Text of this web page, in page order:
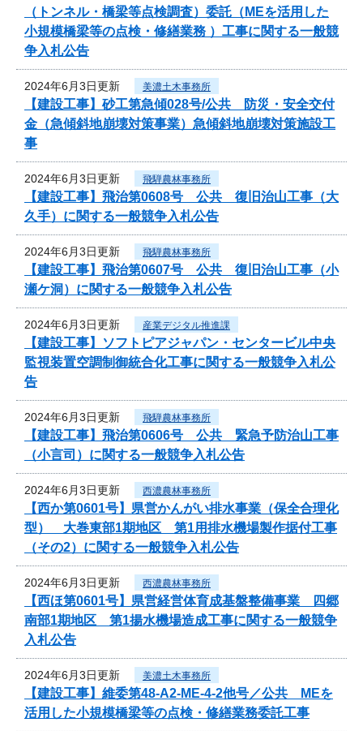
（トンネル・橋梁等点検調査）委託（MEを活用した
小規模橋梁等の点検・修繕業務 ）工事に関する一般競
争入札公告
2024年6月3日更新 美濃土木事務所
【建設工事】砂工第急傾028号/公共 防災・安全交付
金（急傾斜地崩壊対策事業）急傾斜地崩壊対策施設工
事
2024年6月3日更新 飛騨農林事務所
【建設工事】飛治第0608号 公共 復旧治山工事（大
久手）に関する一般競争入札公告
2024年6月3日更新 飛騨農林事務所
【建設工事】飛治第0607号 公共 復旧治山工事（小
瀬ケ洞）に関する一般競争入札公告
2024年6月3日更新 産業デジタル推進課
【建設工事】ソフトピアジャパン・センタービル中央
監視装置空調制御統合化工事に関する一般競争入札公
告
2024年6月3日更新 飛騨農林事務所
【建設工事】飛治第0606号 公共 緊急予防治山工事
（小言司）に関する一般競争入札公告
2024年6月3日更新 西濃農林事務所
【西か第0601号】県営かんがい排水事業（保全合理化
型） 大巻東部1期地区 第1用排水機場製作据付工事
（その2）に関する一般競争入札公告
2024年6月3日更新 西濃農林事務所
【西ほ第0601号】県営経営体育成基盤整備事業 四郷
南部1期地区 第1揚水機場造成工事に関する一般競争
入札公告
2024年6月3日更新 美濃土木事務所
【建設工事】維委第48-A2-ME-4-2他号／公共 MEを
活用した小規模橋梁等の点検・修繕業務委託工事